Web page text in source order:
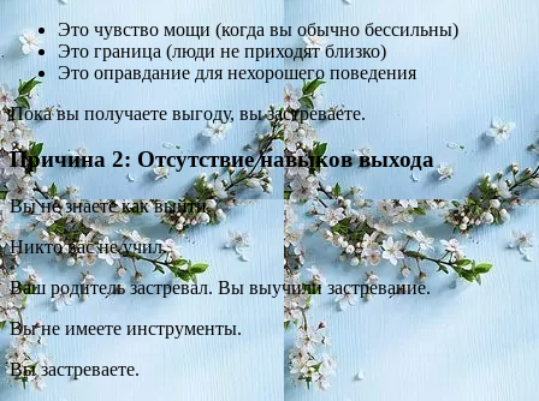
Это чувство мощи (когда вы обычно бессильны)
Это граница (люди не приходят близко)
Это оправдание для нехорошего поведения
Пока вы получаете выгоду, вы застреваете.
Причина 2: Отсутствие навыков выхода
Вы не знаете как выйти.
Никто вас не учил.
Ваш родитель застревал. Вы выучили застревание.
Вы не имеете инструменты.
Вы застреваете.